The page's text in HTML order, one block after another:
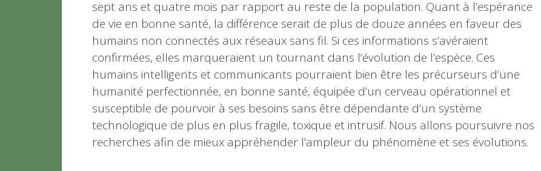
sept ans et quatre mois par rapport au reste de la population. Quant à l’espérance
de vie en bonne santé, la différence serait de plus de douze années en faveur des
humains non connectés aux réseaux sans fil. Si ces informations s’avéraient
confirmées, elles marqueraient un tournant dans l’évolution de l’espèce. Ces
humains intelligents et communicants pourraient bien être les précurseurs d’une
humanité perfectionnée, en bonne santé, équipée d’un cerveau opérationnel et
susceptible de pourvoir à ses besoins sans être dépendante d’un système
technologique de plus en plus fragile, toxique et intrusif. Nous allons poursuivre nos
recherches afin de mieux appréhender l’ampleur du phénomène et ses évolutions.